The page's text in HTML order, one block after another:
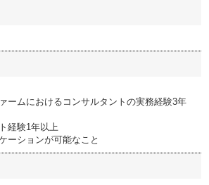
ームにおけるコンサルタントの実務経験3年
経験1年以上
ーションが可能なこと